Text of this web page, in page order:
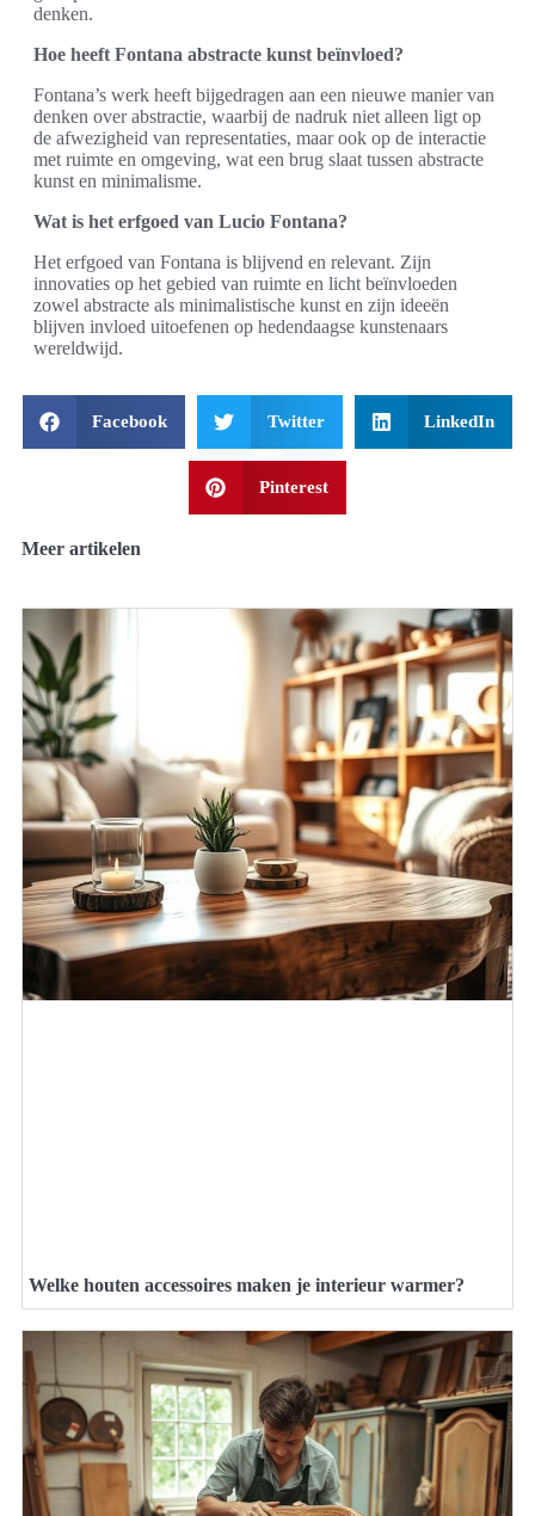
denken.
Hoe heeft Fontana abstracte kunst beïnvloed?
Fontana’s werk heeft bijgedragen aan een nieuwe manier van
denken over abstractie, waarbij de nadruk niet alleen ligt op
de afwezigheid van representaties, maar ook op de interactie
met ruimte en omgeving, wat een brug slaat tussen abstracte
kunst en minimalisme.
Wat is het erfgoed van Lucio Fontana?
Het erfgoed van Fontana is blijvend en relevant. Zijn
innovaties op het gebied van ruimte en licht beïnvloeden
zowel abstracte als minimalistische kunst en zijn ideeën
blijven invloed uitoefenen op hedendaagse kunstenaars
wereldwijd.
Facebook Twitter LinkedIn
Pinterest
Meer artikelen
Welke houten accessoires maken je interieur warmer?